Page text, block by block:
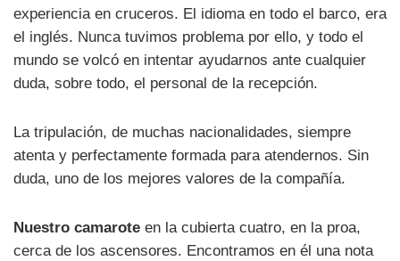
experiencia en cruceros. El idioma en todo el barco, era
el inglés. Nunca tuvimos problema por ello, y todo el
mundo se volcó en intentar ayudarnos ante cualquier
duda, sobre todo, el personal de la recepción.
La tripulación, de muchas nacionalidades, siempre
atenta y perfectamente formada para atendernos. Sin
duda, uno de los mejores valores de la compañía.
Nuestro camarote en la cubierta cuatro, en la proa,
cerca de los ascensores. Encontramos en él una nota